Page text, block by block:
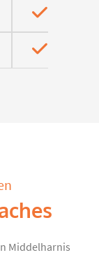
Middelharnis